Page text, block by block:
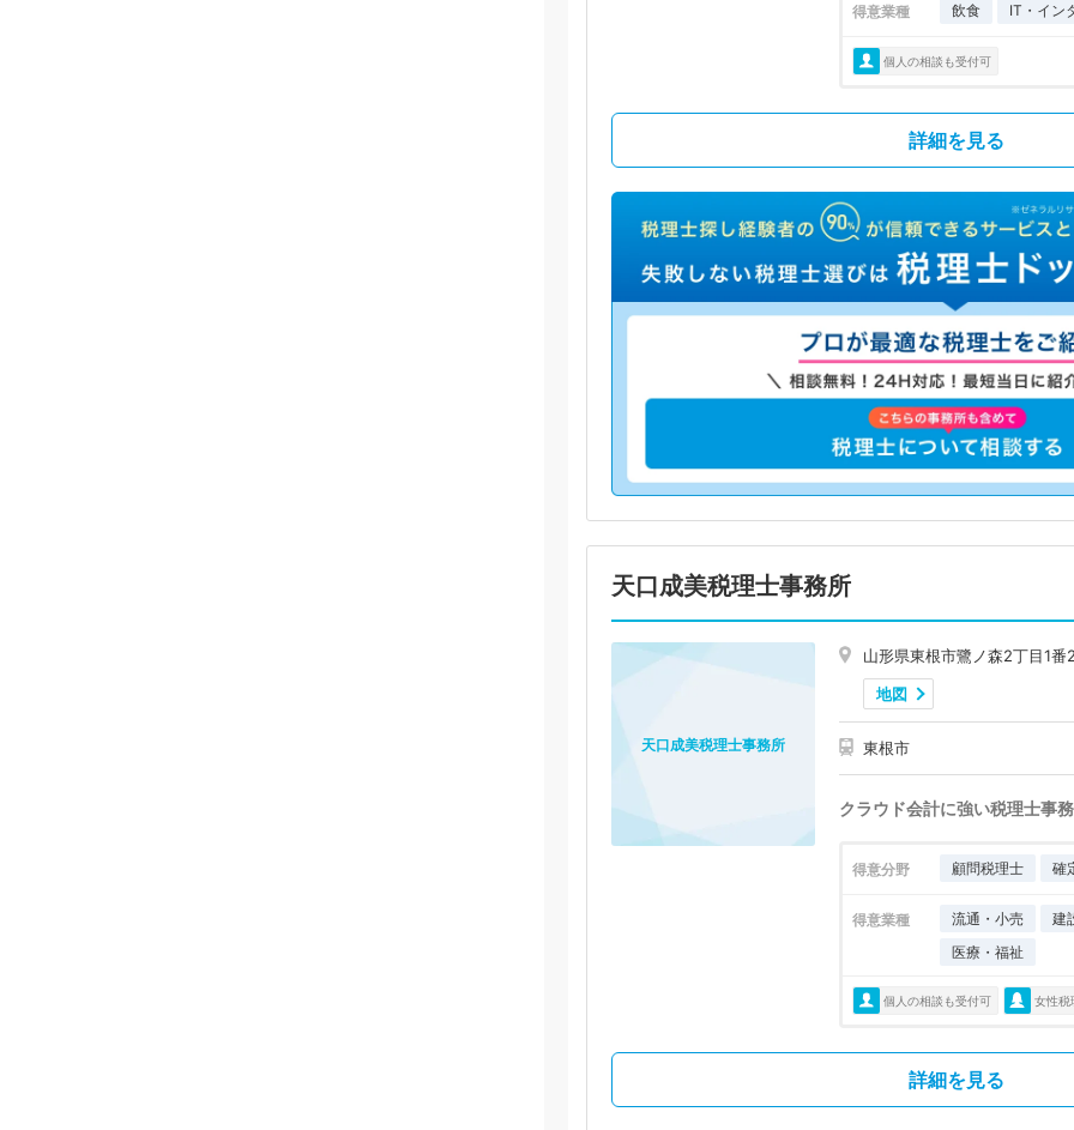
得意業種 飲食 IT・イン
個人の相談も受付可
詳細を見る
天口成美税理士事務所
山形県東根市鷺ノ森2丁目1
地図
東根市
クラウド会計に強い税理士事
得意分野 顧問税理士 確
得意業種 流通・小売
建
医療・福祉
個人の相談も受付可 女性税
天口成美税理士事務所
詳細を見る